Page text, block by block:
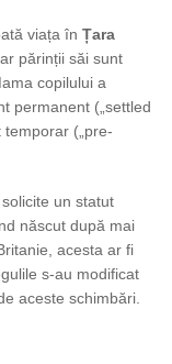
viața în Țara
părinții săi sunt
copilului a
permanent („settled
(„pre-
un statut
născut după mai
acesta ar fi
s-au modificat
aceste schimbări.